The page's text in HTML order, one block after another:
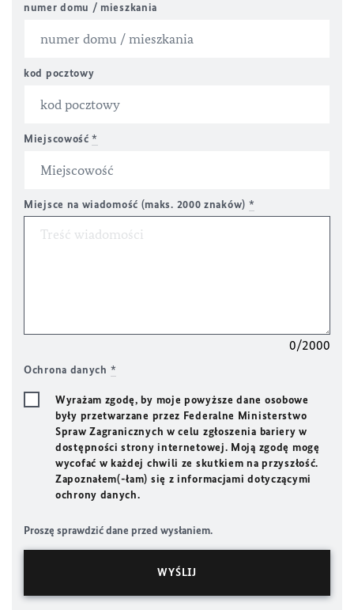
numer domu / mieszkania
kod pocztowy
Miejscowość*
Miejsce na wiadomość (maks. 2000 znaków) *
0/2000
Ochrona danych *
Wyrażam zgodę, by moje powyższe dane osobowe
były przetwarzane przez Federalne Ministerstwo
Spraw Zagranicznych w celu zgłoszenia bariery w
dostępności strony internetowej. Moją zgodę mogę
wycofać w każdej chwili ze skutkiem na przyszłość.
Zapoznałem(-łam) się z informacjami dotyczącymi
ochrony danych.
Proszę sprawdzić dane przed wysłaniem.